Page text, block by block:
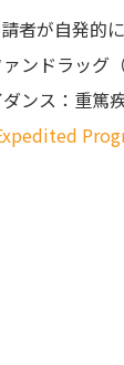
者が自発的
ンドラッグ
ンス：重篤